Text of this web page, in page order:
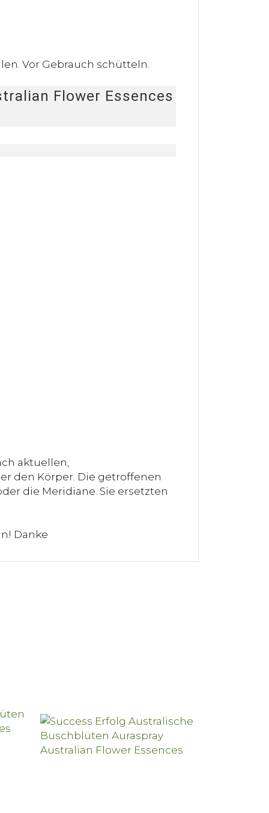
Vor Gebrauch schütteln.
Flower Essences
aktuellen,
den Körper. Die getroffenen
die Meridiane. Sie ersetzten
Danke